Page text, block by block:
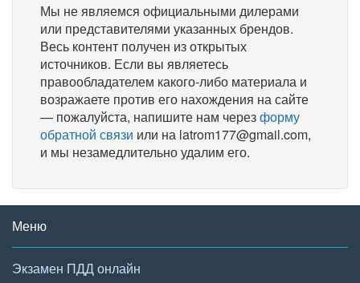
Мы не являемся официальными дилерами
или представителями указанных брендов.
Весь контент получен из открытых
источников. Если вы являетесь
правообладателем какого-либо материала и
возражаете против его нахождения на сайте
— пожалуйста, напишите нам черезформу
обратной связи или на latrom177@gmail.com,
и мы незамедлительно удалим его.
Меню
Экзамен ПДД онлайн